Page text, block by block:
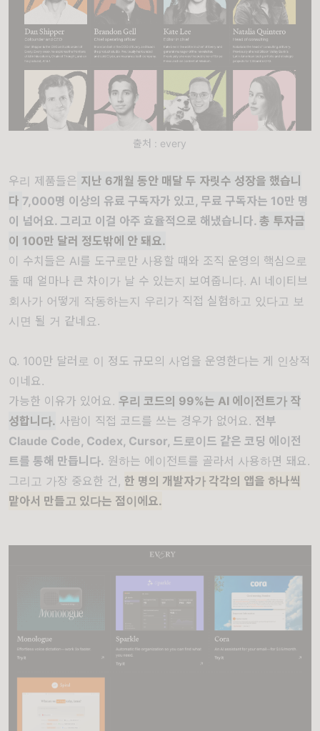
출처 : every
우리 제품들은 지난 6개월 동안 매달 두 자릿수 성장을 했습니
다 7,000명 이상의 유료 구독자가 있고, 무료 구독자는 10만 명
이 넘어요. 그리고 이걸 아주 효율적으로 해냈습니다. 총 투자금
이 100만 달러 정도밖에 안 돼요.
이 수치들은 AI를 도구로만 사용할 때와 조직 운영의 핵심으로
둘 때 얼마나 큰 차이가 날 수 있는지 보여줍니다. AI 네이티브
회사가 어떻게 작동하는지 우리가 직접 실험하고 있다고 보
시면 될 거 같네요.
Q. 100만 달러로 이 정도 규모의 사업을 운영한다는 게 인상적
이네요.
가능한 이유가 있어요. 우리 코드의 99%는 AI 에이전트가 작
성합니다. 사람이 직접 코드를 쓰는 경우가 없어요. 전부
Claude Code, Codex, Cursor, 드로이드 같은 코딩 에이전
트를 통해 만듭니다. 원하는 에이전트를 골라서 사용하면 돼요.
그리고 가장 중요한 건, 한 명의 개발자가 각각의 앱을 하나씩
맡아서 만들고 있다는 점이에요.